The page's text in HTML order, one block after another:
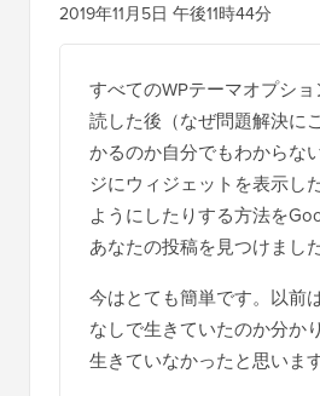
2019年11月5日 午後11時44分
すべてのWPテーマオプシ
読した後（なぜ問題解決に
かるのか自分でもわからな
ジにウィジェットを表示し
ようにしたりする方法を
あなたの投稿を見つけました
今はとても簡単です。以前
なしで生きていたのか分か
生きていなかったと思いま